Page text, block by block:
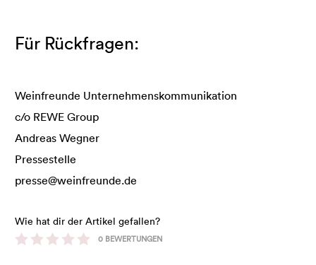
Für Rückfragen:
Weinfreunde Unternehmenskommunikation
c/o REWE Group
Andreas Wegner
Pressestelle
presse@weinfreunde.de
Wie hat dir der Artikel gefallen?
0 BEWERTUNGEN